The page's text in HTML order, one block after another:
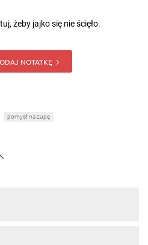
żeby jajko się nie ścięło.
NOTATKĘ
pomysł na zupę